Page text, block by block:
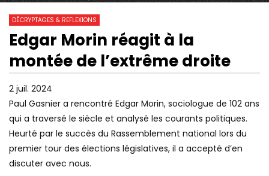
Watch Later
01:18:32
CET ANCIEN RG DÉVOILE TOUT SUR
LE VÉRITABLE PLAN DE MACRON ! |
GPTV
10:36
“NOUS ASSISTONS À
FORMATION D’UN
DÉCRYPTAGES & REFLEXIONS
Edgar Morin réagit à la
montée de l’extrême droite
2 juil. 2024
Paul Gasnier a rencontré Edgar Morin, sociologue de 102 ans
qui a traversé le siècle et analysé les courants politiques.
Heurté par le succès du Rassemblement national lors du
premier tour des élections législatives, il a accepté d’en
discuter avec nous.